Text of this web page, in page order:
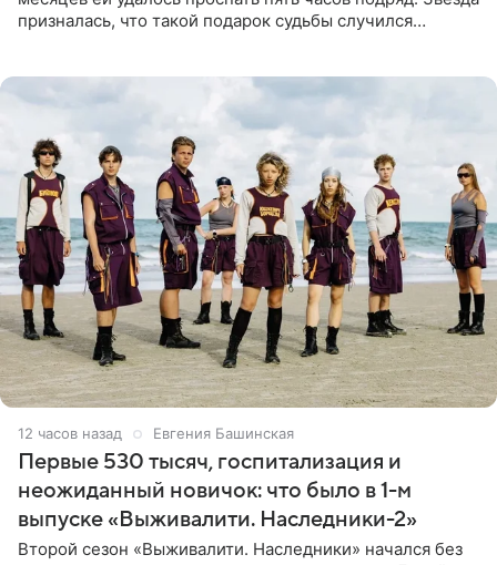
призналась, что такой подарок судьбы случился
12 часов назад Евгения Башинская
Первые 530 тысяч, госпитализация и
неожиданный новичок: что было в 1-м
выпуске «Выживалити. Наследники-2»
Второй сезон «Выживалити. Наследники» начался без